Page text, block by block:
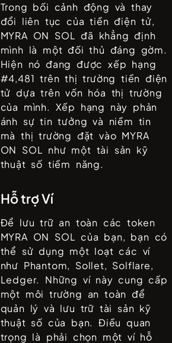
Trong bối cảnh động và thay
đổi liên tục của tiền điện tử,
MYRA ON SOL đã khẳng định
mình là một đối thủ đáng gờm.
Hiện nó đang được xếp hạng
#4,481 trên thị trường tiền điện
tử dựa trên vốn hóa thị trường
của mình. Xếp hạng này phản
ánh sự tin tưởng và niềm tin
mà thị trường đặt vào MYRA
ON SOL như một tài sản kỹ
thuật số tiềm năng.
Hỗ trợ Ví
Để lưu trữ an toàn các token
MYRA ON SOL của bạn, bạn có
thể sử dụng một loạt các ví
như Phantom, Sollet, Solflare,
Ledger. Những ví này cung cấp
một môi trường an toàn để
quản lý và lưu trữ tài sản kỹ
thuật số của bạn. Điều quan
trọng là phải chọn một ví hỗ